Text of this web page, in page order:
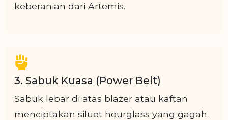
keberanian dari Artemis.
3. Sabuk Kuasa (Power Belt)
Sabuk lebar di atas blazer atau kaftan
menciptakan siluet hourglass yang gagah.